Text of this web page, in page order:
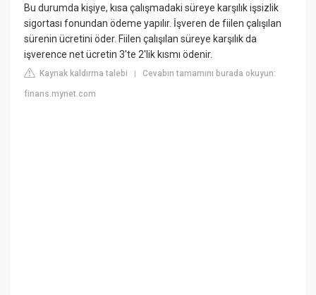
Bu durumda kişiye, kısa çalışmadaki süreye karşılık işsizlik
sigortası fonundan ödeme yapılır. İşveren de fiilen çalışılan
sürenin ücretini öder. Fiilen çalışılan süreye karşılık da
işverence net ücretin 3'te 2'lik kısmı ödenir.
Kaynak kaldırma talebi |Cevabın tamamını burada okuyun:
finans.mynet.com